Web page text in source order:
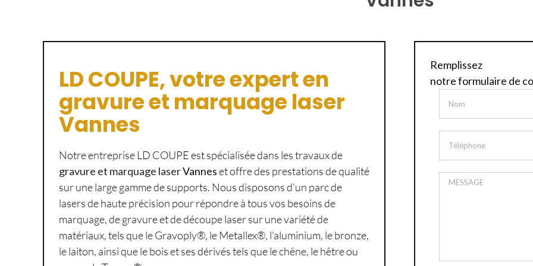
LD COUPE, votre expert en
gravure et marquage laser
Vannes
Notre entreprise LD COUPE est spécialisée dans les travaux de
gravure et marquage laserVanneset offre des prestations de qualité
sur une large gamme de supports. Nous disposons d’un parc de
lasers de haute précision pour répondre à tous vos besoins de
marquage, de gravure et de découpe laser sur une variété de
matériaux, tels que le Gravoply®, le Metallex®, l’aluminium, le bronze,
le laiton, ainsi que le bois et ses dérivés tels que le chêne, le hêtre ou
Remplissez
notre formulaire de